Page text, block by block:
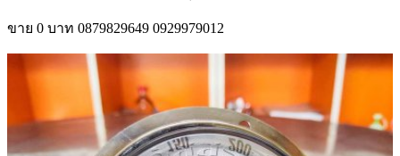
ขาย 0 บาท 0879829649 0929979012